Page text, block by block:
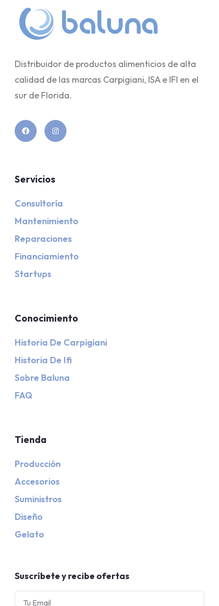
Distribuidor de productos alimenticios de alta
calidad de las marcas Carpigiani, ISA e IFI en el
sur de Florida.
Servicios
Consultoría
Mantenimiento
Reparaciones
Financiamiento
Startups
Conocimiento
Historia De Carpigiani
Historia De Ifi
Sobre Baluna
FAQ
Tienda
Producción
Accesorios
Suministros
Diseño
Gelato
Suscríbete y recibe ofertas